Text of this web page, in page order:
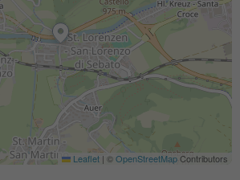
Leaflet | ©OpenStreetMapContributors